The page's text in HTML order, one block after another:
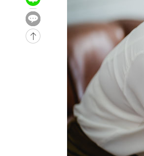
-25772초 전 >
[속보]삼성전자·SK하이닉
-25758초 전 >
[속보]코스닥, 5.95포인트
-25726초 전 >
[속보]코스피, 6300선 재
시리아 다마스쿠스 교외에서
입추에도 극한더위…서울 낮
이란, 호르무즈서 "적국 목표
[속보]美, 폴리실리콘 수입
[속보]트럼프, 美 원정출산 금
[속보] 뉴욕증시, 일제 하락